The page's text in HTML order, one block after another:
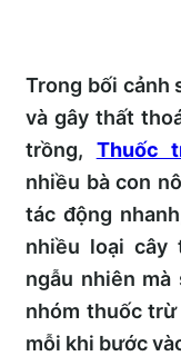
Trong bối cảnh
và gây thất
trồng, Thuốc
nhiều bà con
tác động
nhiều loại cây
ngẫu nhiên mà
nhóm thuốc
mỗi khi bước